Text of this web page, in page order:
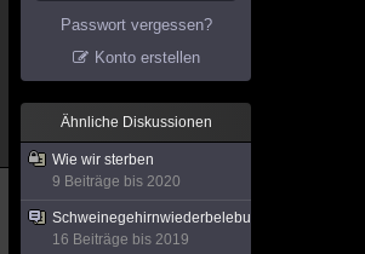
Passwort vergessen?
Konto erstellen
Ähnliche Diskussionen
Wie wir sterben
9 Beiträge bis 2020
Schweinegehirnwiederbelebung
16 Beiträge bis 2019